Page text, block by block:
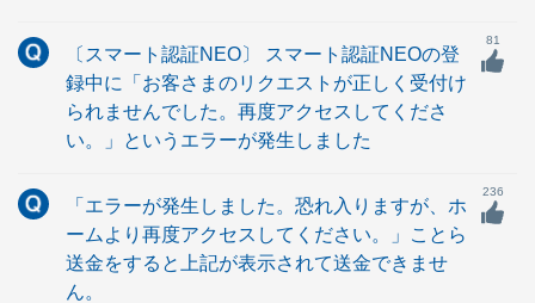
〔スマート認証NEO〕 スマート認証NEOの登
録中に「お客さまのリクエストが正しく受付け
られませんでした。再度アクセスしてくださ
い。」というエラーが発生しました
81
「エラーが発生しました。恐れ入りますが、ホ
ームより再度アクセスしてください。」ことら
送金をすると上記が表示されて送金できませ
ん。
236